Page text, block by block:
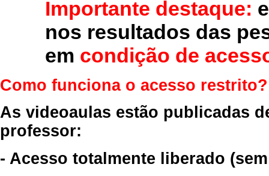
Importante destaque:
nos resultados das
em condição de
Como funciona o acesso restrito?
As videoaulas estão publicadas
professor:
- Acesso totalmente liberado